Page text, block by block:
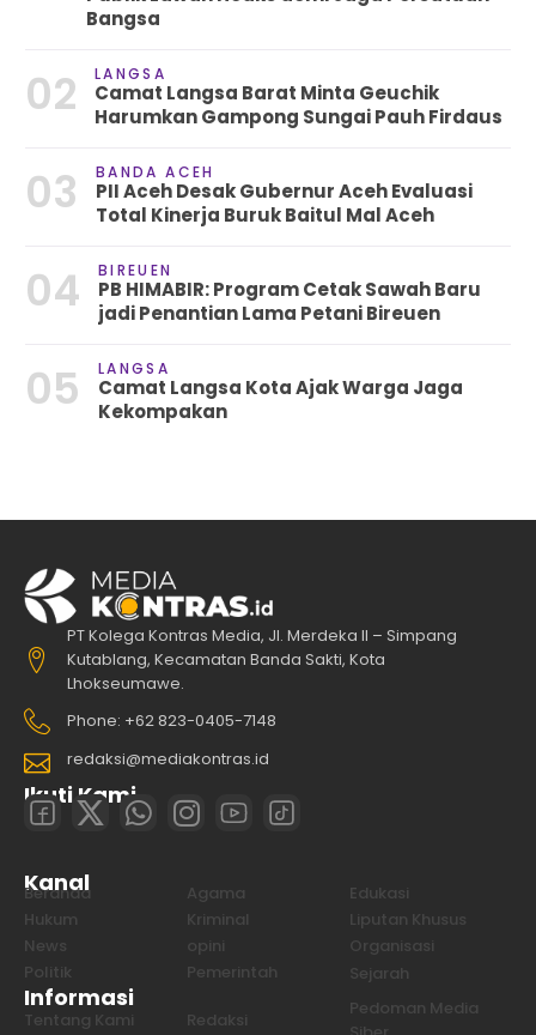
Bangsa
02 LANGSA
Camat Langsa Barat Minta Geuchik
Harumkan Gampong Sungai Pauh Firdaus
03 BANDA ACEH
PII Aceh Desak Gubernur Aceh Evaluasi
Total Kinerja Buruk Baitul Mal Aceh
04 BIREUEN
PB HIMABIR: Program Cetak Sawah Baru
jadi Penantian Lama Petani Bireuen
05 LANGSA
Camat Langsa Kota Ajak Warga Jaga
Kekompakan
PT Kolega Kontras Media, Jl. Merdeka II – Simpang
Kutablang, Kecamatan Banda Sakti, Kota
Lhokseumawe.
Phone: +62 823-0405-7148
redaksi@mediakontras.id
Ikuti Kami
Kanal
Beranda Agama
Edukasi
Hukum
Kriminal
Liputan Khusus
News
opini
Organisasi
Politik
Pemerintah Sejarah
Informasi
Tentang Kami Redaksi
Pedoman Media